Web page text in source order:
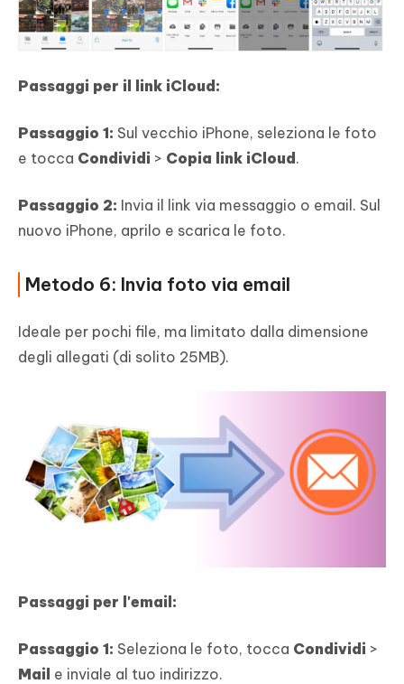
Passaggi per il link iCloud:
Passaggio 1: Sul vecchio iPhone, seleziona le foto
e tocca Condividi > Copia link iCloud .
Passaggio 2: Invia il link via messaggio o email. Sul
nuovo iPhone, aprilo e scarica le foto.
Metodo 6: Invia foto via email
Ideale per pochi file, ma limitato dalla dimensione
degli allegati (di solito 25MB).
Passaggi per l'email:
Passaggio 1: Seleziona le foto, tocca Condividi >
Mail e inviale al tuo indirizzo.